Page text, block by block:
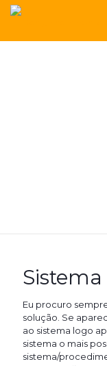
Sistema
Eu procuro
solução. Se
ao sistema logo
sistema o mais
sistema/